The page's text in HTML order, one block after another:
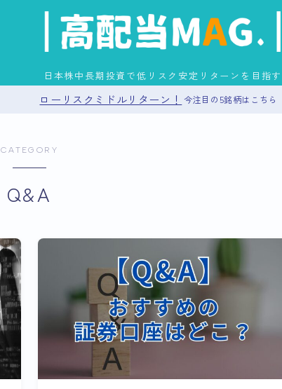
日本株中長期投資で低リスク安定リターンを目指す
ローリスクミドルリターン！ 今注目の5銘柄はこちら
CATEGORY
Q&A